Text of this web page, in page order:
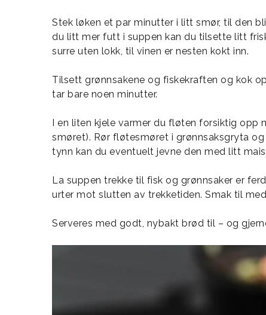
Stek løken et par minutter i litt smør, til den
du litt mer futt i suppen kan du tilsette litt
surre uten lokk, til vinen er nesten kokt inn.
Tilsett grønnsakene og fiskekraften og kok
tar bare noen minutter.
I en liten kjele varmer du fløten forsiktig opp
smøret). Rør fløtesmøret i grønnsaksgryta
tynn kan du eventuelt jevne den med litt
La suppen trekke til fisk og grønnsaker er
urter mot slutten av trekketiden. Smak til
Serveres med godt, nybakt brød til – og